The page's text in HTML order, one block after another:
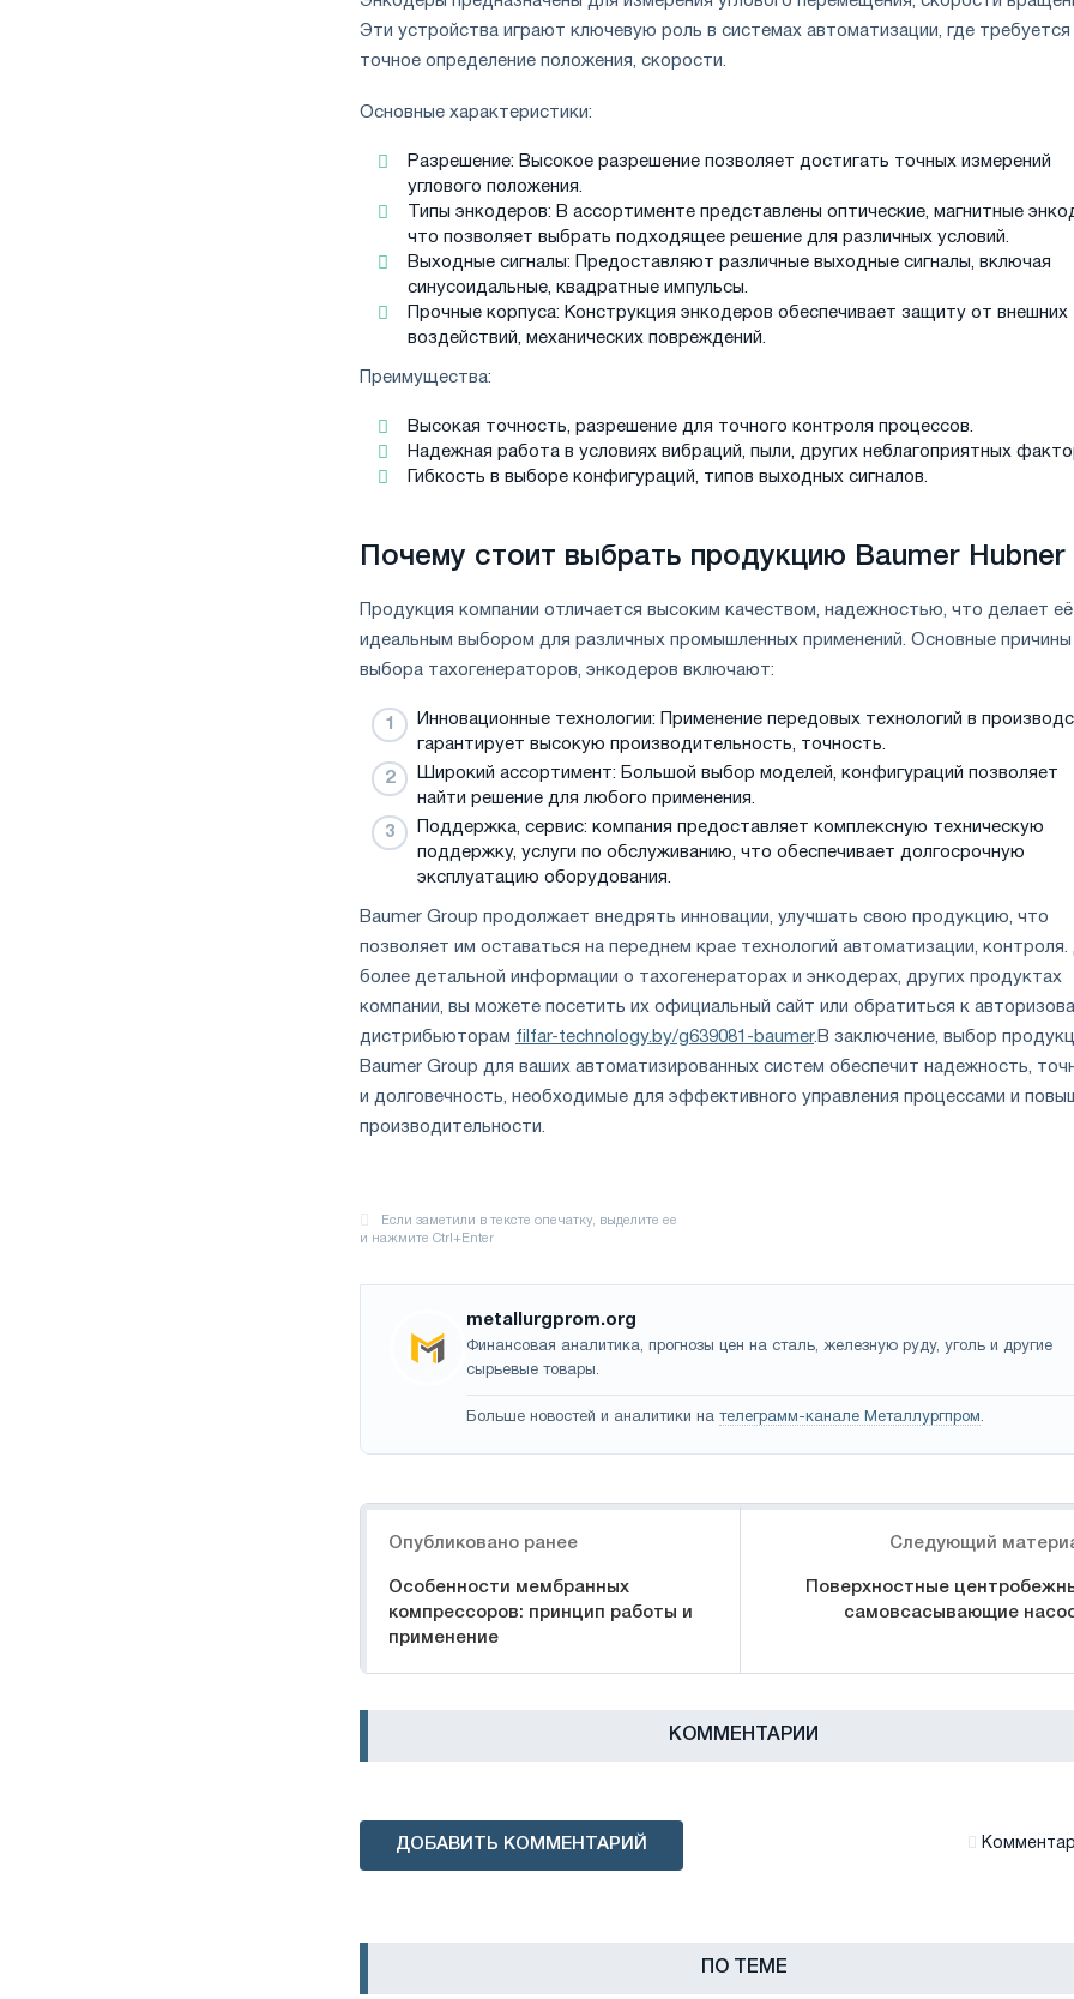
Эти устройства играют ключевую роль в системах автоматизации, где требуется
точное определение положения, скорости.
Основные характеристики:
Разрешение: Высокое разрешение позволяет достигать точных измерений
углового положения.
Типы энкодеров: В ассортименте представлены оптические, магнитные
что позволяет выбрать подходящее решение для различных условий.
Выходные сигналы: Предоставляют различные выходные сигналы, включая
синусоидальные, квадратные импульсы.
Прочные корпуса: Конструкция энкодеров обеспечивает защиту от внешних
воздействий, механических повреждений.
Преимущества:
Высокая точность, разрешение для точного контроля процессов.
Надежная работа в условиях вибраций, пыли, других неблагоприятных
Гибкость в выборе конфигураций, типов выходных сигналов.
Почему стоит выбрать продукцию Baumer Hubner
Продукция компании отличается высоким качеством, надежностью, что делает её
идеальным выбором для различных промышленных применений. Основные причины
выбора тахогенераторов, энкодеров включают:
Инновационные технологии: Применение передовых технологий в
гарантирует высокую производительность, точность.
Широкий ассортимент: Большой выбор моделей, конфигураций позволяет
найти решение для любого применения.
Поддержка, сервис: компания предоставляет комплексную техническую
поддержку, услуги по обслуживанию, что обеспечивает долгосрочную
эксплуатацию оборудования.
Baumer Group продолжает внедрять инновации, улучшать свою продукцию, что
позволяет им оставаться на переднем крае технологий автоматизации, контроля.
более детальной информации о тахогенераторах и энкодерах, других продуктах
компании, вы можете посетить их официальный сайт или обратиться к
дистрибьюторам filfar-technology.by/g639081-baumer. В заключение, выбор
Baumer Group для ваших автоматизированных систем обеспечит надежность,
и долговечность, необходимые для эффективного управления процессами и
производительности.
metallurgprom.org
Финансовая аналитика, прогнозы цен на сталь, железную руду, уголь и другие
сырьевые товары.
Больше новостей и аналитики на телеграмм-канале Металлургпром.
Опубликовано ранее
Особенности мембранных
компрессоров: принцип работы и
применение
Следующий
Поверхностные
самовсасывающие
КОММЕНТАРИИ
ДОБАВИТЬ КОММЕНТАРИЙ
ПО ТЕМЕ